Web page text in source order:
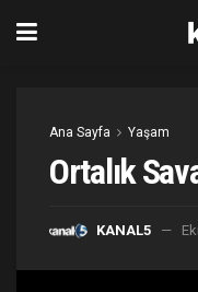
Ana Sayfa Yaşam
Ortalık
KANAL5